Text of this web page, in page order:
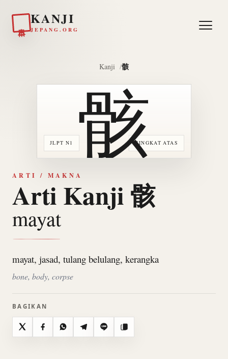
KANJI
JEPANG.ORG
Kanji 骸
JLPT N1 TINGKAT ATAS
骸
ARTI / MAKNA
Arti Kanji 骸
mayat
mayat, jasad, tulang belulang, kerangka
bone, body, corpse
BAGIKAN
X FacebookWhatsAppTelegramLine Salin